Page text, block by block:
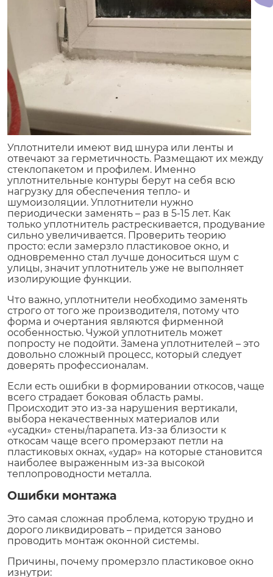
Уплотнители имеют вид шнура или ленты и
отвечают за герметичность. Размещают их между
стеклопакетом и профилем. Именно
уплотнительные контуры берут на себя всю
нагрузку для обеспечения тепло- и
шумоизоляции. Уплотнители нужно
периодически заменять – раз в 5-15 лет. Как
только уплотнитель растрескивается, продувание
сильно увеличивается. Проверить теорию
просто: если замерзло пластиковое окно, и
одновременно стал лучше доноситься шум с
улицы, значит уплотнитель уже не выполняет
изолирующие функции.
Что важно, уплотнители необходимо заменять
строго от того же производителя, потому что
форма и очертания являются фирменной
особенностью. Чужой уплотнитель может
попросту не подойти. Замена уплотнителей – это
довольно сложный процесс, который следует
доверять профессионалам.
Если есть ошибки в формировании откосов, чаще
всего страдает боковая область рамы.
Происходит это из-за нарушения вертикали,
выбора некачественных материалов или
«усадки» стены/парапета. Из-за близости к
откосам чаще всего промерзают петли на
пластиковых окнах, «удар» на которые становится
наиболее выраженным из-за высокой
теплопроводности металла.
Ошибки монтажа
Это самая сложная проблема, которую трудно и
дорого ликвидировать – придется заново
проводить монтаж оконной системы.
Причины, почему промерзло пластиковое окно
изнутри: